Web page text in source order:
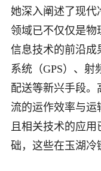
她深入阐述了现代
领域已不仅仅是物
信息技术的前沿成
系统（GPS）、射
配送等新兴手段。
流的运作效率与运
且相关技术的应
础，这些在玉湖冷